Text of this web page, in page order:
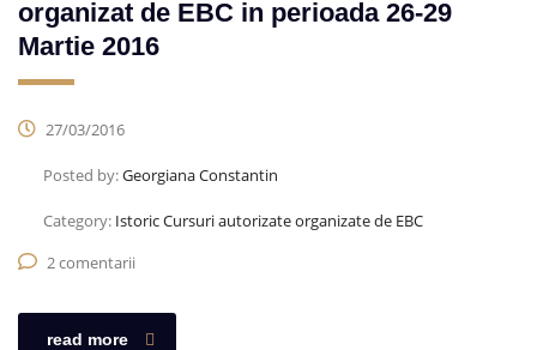
organizat de EBC in perioada 26-29
Martie 2016
27/03/2016
Posted by:Georgiana Constantin
Category: Istoric Cursuri autorizate organizate de EBC
2 comentarii
read more